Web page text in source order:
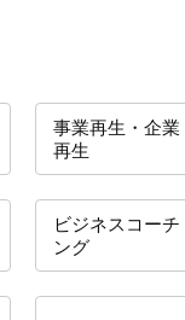
事業再生・企業
再生
ビジネスコーチ
ング